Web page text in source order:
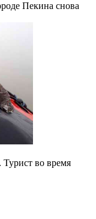
Пекина снова
во время